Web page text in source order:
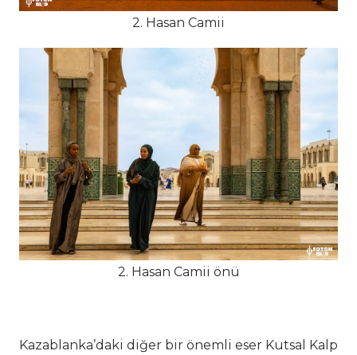
2. Hasan Camii
2. Hasan Camii önü
Kazablanka’daki diğer bir önemli eser Kutsal Kalp